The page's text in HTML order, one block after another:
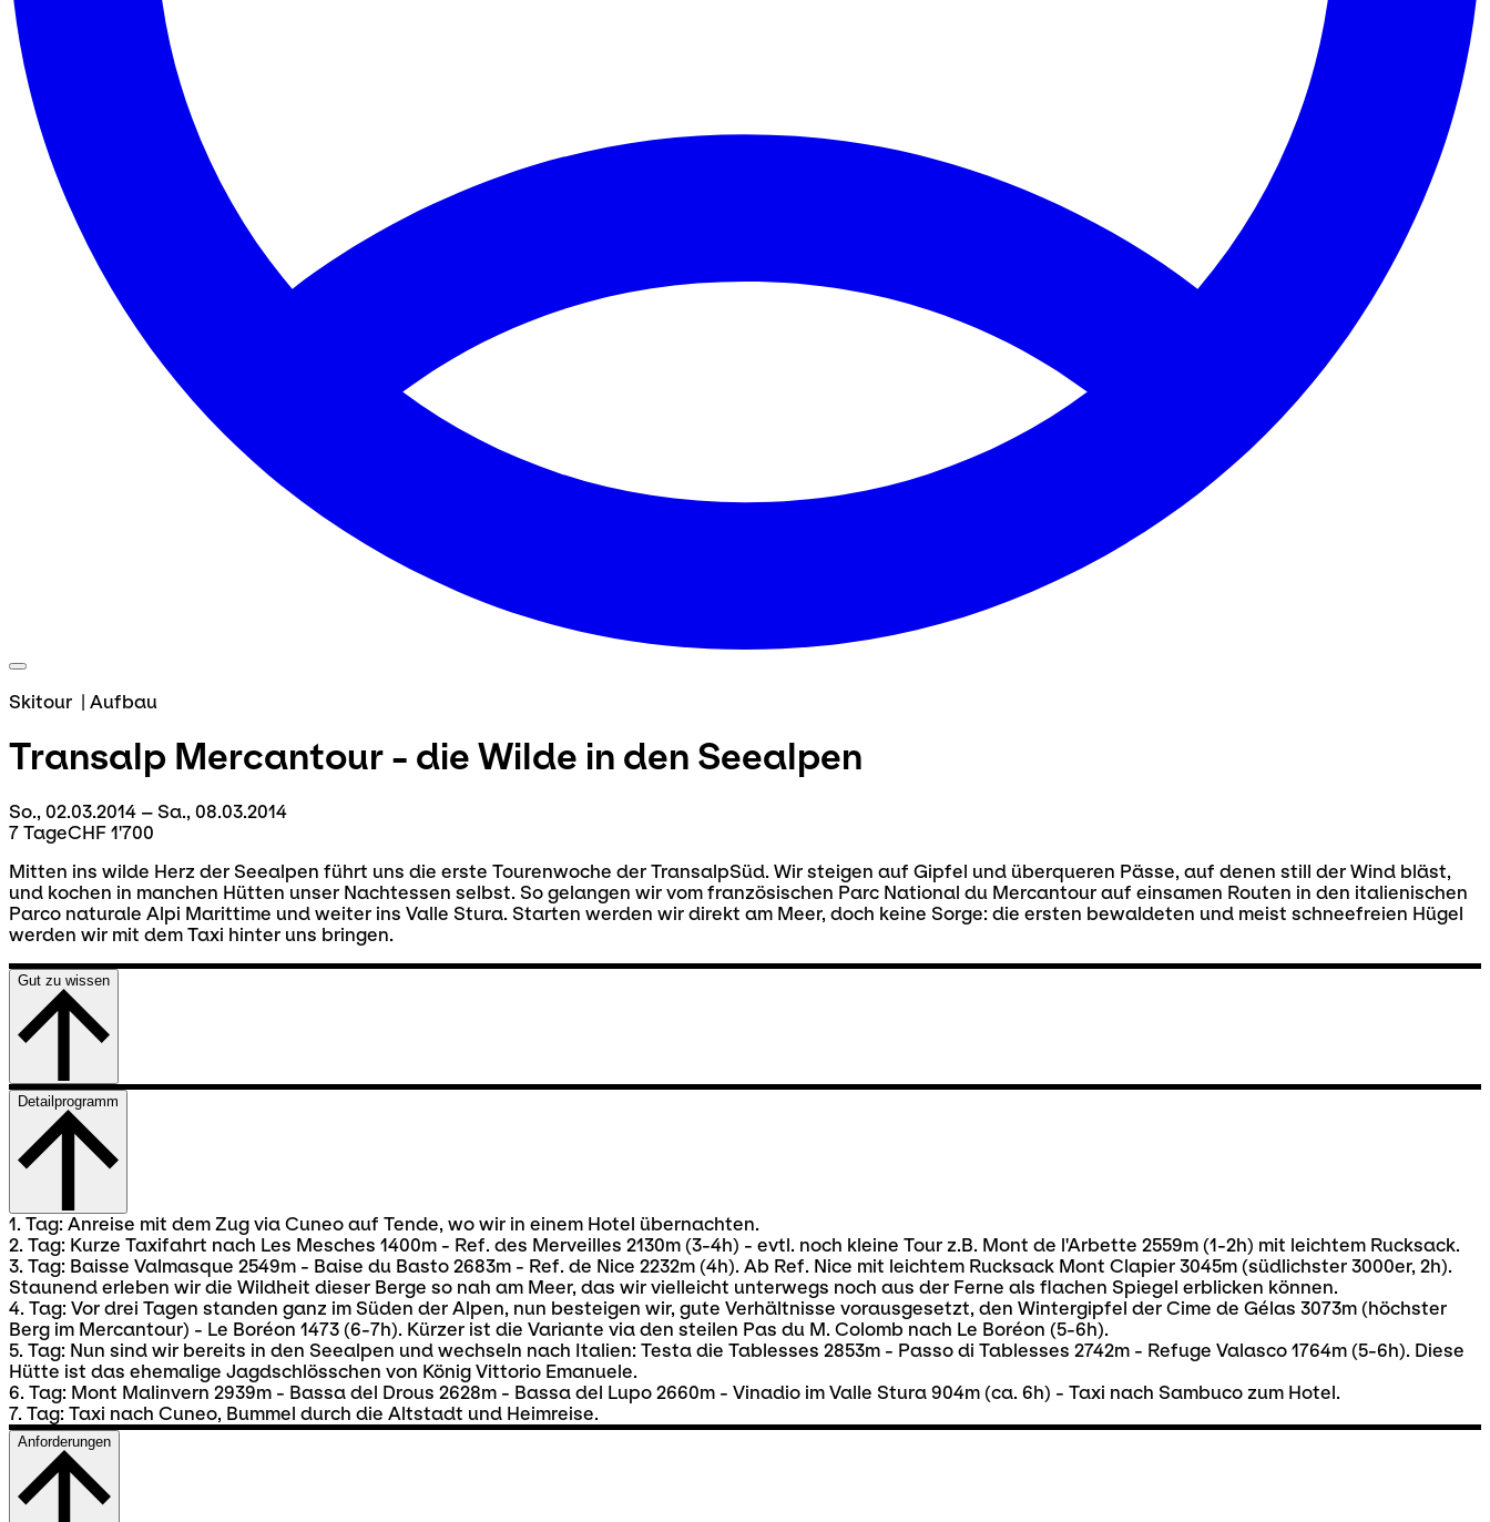
Skitour | Aufbau
Transalp Mercantour - die Wilde in den Seealpen
So., 02.03.2014 – Sa., 08.03.2014
7 TageCHF 1'700
Mitten ins wilde Herz der Seealpen führt uns die erste Tourenwoche der TransalpSüd. Wir steigen auf Gipfel und überqueren Pässe, auf denen still der Wind bläst,
und kochen in manchen Hütten unser Nachtessen selbst. So gelangen wir vom französischen Parc National du Mercantour auf einsamen Routen in den italienischen
Parco naturale Alpi Marittime und weiter ins Valle Stura. Starten werden wir direkt am Meer, doch keine Sorge: die ersten bewaldeten und meist schneefreien Hügel
werden wir mit dem Taxi hinter uns bringen.
Gut zu wissen
Detailprogramm
1. Tag: Anreise mit dem Zug via Cuneo auf Tende, wo wir in einem Hotel übernachten.
2. Tag: Kurze Taxifahrt nach Les Mesches 1400m - Ref. des Merveilles 2130m (3-4h) - evtl. noch kleine Tour z.B. Mont de l'Arbette 2559m (1-2h) mit leichtem Rucksack.
3. Tag: Baisse Valmasque 2549m - Baise du Basto 2683m - Ref. de Nice 2232m (4h). Ab Ref. Nice mit leichtem Rucksack Mont Clapier 3045m (südlichster 3000er, 2h).
Staunend erleben wir die Wildheit dieser Berge so nah am Meer, das wir vielleicht unterwegs noch aus der Ferne als flachen Spiegel erblicken können.
4. Tag: Vor drei Tagen standen ganz im Süden der Alpen, nun besteigen wir, gute Verhältnisse vorausgesetzt, den Wintergipfel der Cime de Gélas 3073m (höchster
Berg im Mercantour) - Le Boréon 1473 (6-7h). Kürzer ist die Variante via den steilen Pas du M. Colomb nach Le Boréon (5-6h).
5. Tag: Nun sind wir bereits in den Seealpen und wechseln nach Italien: Testa die Tablesses 2853m - Passo di Tablesses 2742m - Refuge Valasco 1764m (5-6h). Diese
Hütte ist das ehemalige Jagdschlösschen von König Vittorio Emanuele.
6. Tag: Mont Malinvern 2939m - Bassa del Drous 2628m - Bassa del Lupo 2660m - Vinadio im Valle Stura 904m (ca. 6h) - Taxi nach Sambuco zum Hotel.
7. Tag: Taxi nach Cuneo, Bummel durch die Altstadt und Heimreise.
Anforderungen